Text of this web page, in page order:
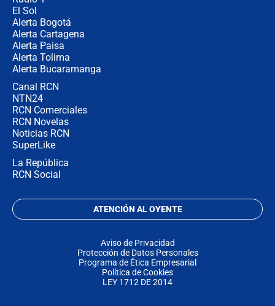
El Sol
Alerta Bogotá
Alerta Cartagena
Alerta Paisa
Alerta Tolima
Alerta Bucaramanga
Canal RCN
NTN24
RCN Comerciales
RCN Novelas
Noticias RCN
SuperLike
La República
RCN Social
ATENCIÓN AL OYENTE
Aviso de Privacidad
Protección de Datos Personales
Programa de Ética Empresarial
Política de Cookies
LEY 1712 DE 2014